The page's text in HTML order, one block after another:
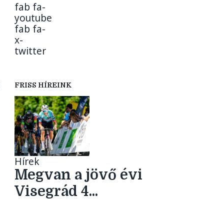
fab fa-
youtube
fab fa-
x-
twitter
FRISS HÍREINK
Hírek
Megvan a jövő évi
Visegrád 4...